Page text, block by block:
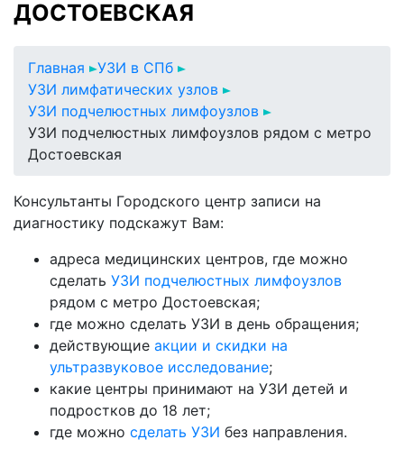
ДОСТОЕВСКАЯ
Главная
УЗИ в СПб
УЗИ лимфатических узлов
УЗИ подчелюстных лимфоузлов
УЗИ подчелюстных лимфоузлов рядом с метро
Достоевская
Консультанты Городского центр записи на
диагностику подскажут Вам:
адреса медицинских центров, где можно
сделать УЗИ подчелюстных лимфоузлов
рядом с метро Достоевская;
где можно сделать УЗИ в день обращения;
действующие акции и скидки на
ультразвуковое исследование;
какие центры принимают на УЗИ детей и
подростков до 18 лет;
где можно сделать УЗИ без направления.